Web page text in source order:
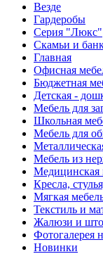
Везде
Гардеробы
Серия "Люкс"
Скамьи и
Главная
Офисная
Бюджетная
Детская -
Мебель для
Школьная
Мебель для
Мебель из
Медицинская
Кресла,
Мягкая
Текстиль и
Жалюзи и
Фотогалерея
Новинки